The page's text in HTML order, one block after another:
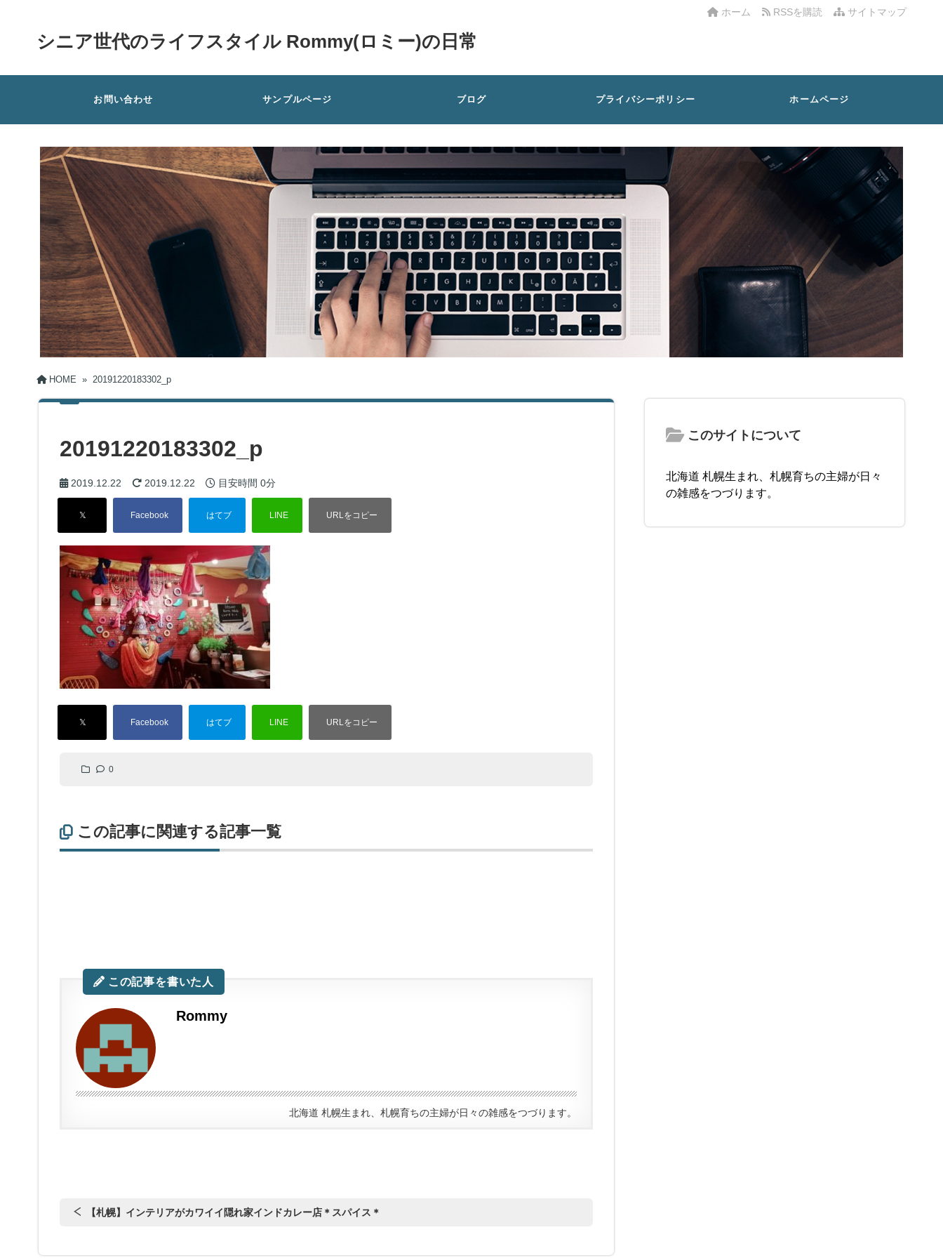
サイトマップ
RSSを購読
ホーム
シニア世代のライフスタイル Rommy(ロミー)の日常
お問い合わせ サンプルページ ブログ プライバシーポリシー ホームページ
HOME » 20191220183302_p
20191220183302_p
2019.12.22 2019.12.22 目安時間 0分
0
この記事に関連する記事一覧
この記事を書いた人
Rommy
北海道 札幌生まれ、札幌育ちの主婦が日々の雑感をつづります。
【札幌】インテリアがカワイイ隠れ家インドカレー店＊スパイス＊
このサイトについて
北海道 札幌生まれ、札幌育ちの主婦が日々
の雑感をつづります。